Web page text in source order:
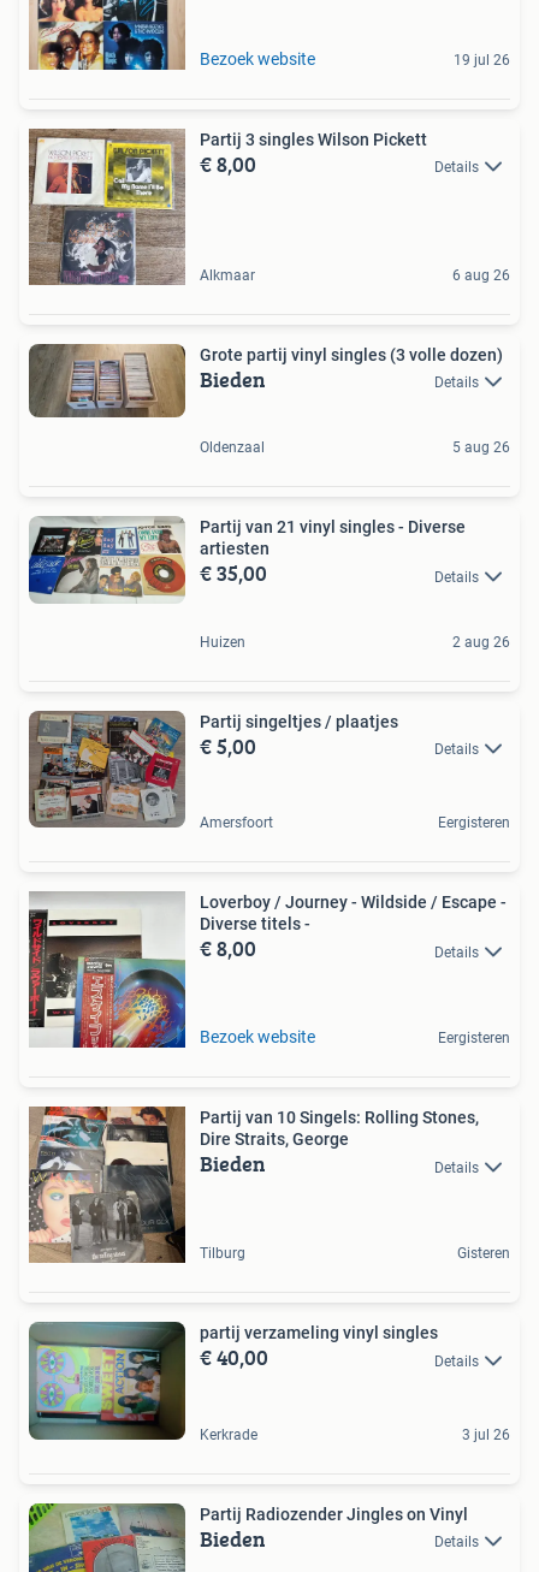
Bezoek website 19 jul 26
Partij 3 singles Wilson Pickett
€ 8,00 Details
Alkmaar 6 aug 26
Grote partij vinyl singles (3 volle dozen)
Bieden Details
Oldenzaal 5 aug 26
Partij van 21 vinyl singles - Diverse
artiesten
€ 35,00 Details
Huizen 2 aug 26
Partij singeltjes / plaatjes
€ 5,00 Details
Amersfoort Eergisteren
Loverboy / Journey - Wildside / Escape -
Diverse titels -
€ 8,00 Details
Bezoek website Eergisteren
Partij van 10 Singels: Rolling Stones,
Dire Straits, George
Bieden Details
Tilburg Gisteren
partij verzameling vinyl singles
€ 40,00 Details
Kerkrade 3 jul 26
Partij Radiozender Jingles on Vinyl
Bieden Details